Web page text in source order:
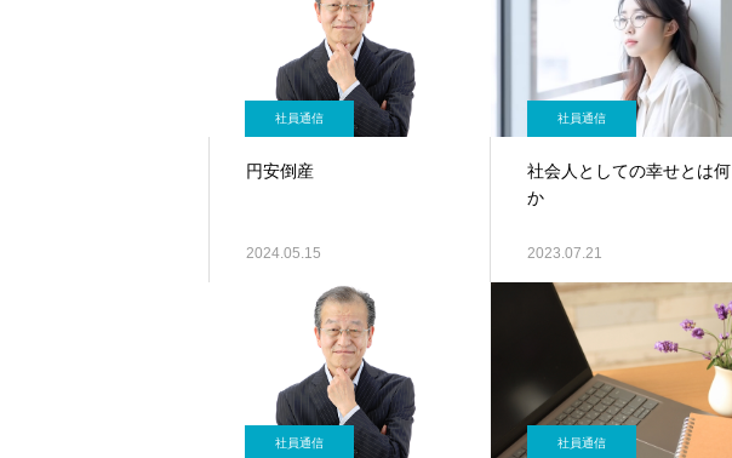
社員通信
円安倒産
2024.05.15
社員通信
社会人としての幸せとは何
か
2023.07.21
社員通信 社員通信